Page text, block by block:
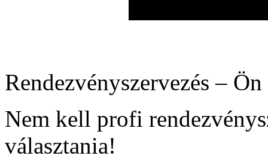
Rendezvényszervezés –
Nem kell profi
választania!